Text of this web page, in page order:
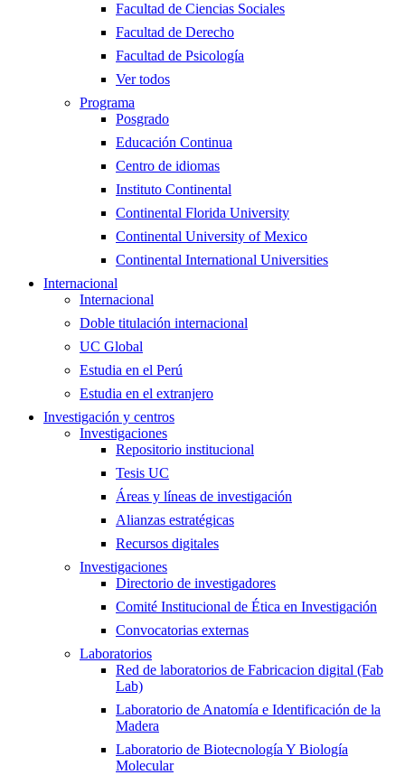
Facultad de Ciencias Sociales
Facultad de Derecho
Facultad de Psicología
Ver todos
Programa
Posgrado
Educación Continua
Centro de idiomas
Instituto Continental
Continental Florida University
Continental University of Mexico
Continental International Universities
Internacional
Internacional
Doble titulación internacional
UC Global
Estudia en el Perú
Estudia en el extranjero
Investigación y centros
Investigaciones
Repositorio institucional
Tesis UC
Áreas y líneas de investigación
Alianzas estratégicas
Recursos digitales
Investigaciones
Directorio de investigadores
Comité Institucional de Ética en Investigación
Convocatorias externas
Laboratorios
Red de laboratorios de Fabricacion digital (Fab
Lab)
Laboratorio de Anatomía e Identificación de la
Madera
Laboratorio de Biotecnología Y Biología
Molecular